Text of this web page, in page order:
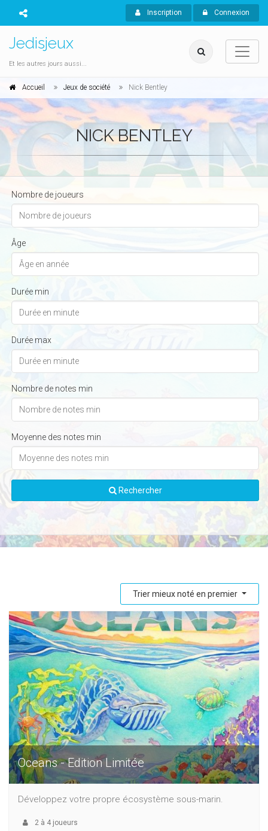
Inscription Connexion
Jedisjeux
Et les autres jours aussi...
Accueil Jeux de société Nick Bentley
NICK BENTLEY
Nombre de joueurs
Âge
Durée min
Durée max
Nombre de notes min
Moyenne des notes min
Rechercher
Trier mieux noté en premier
Oceans - Edition Limitée
Développez votre propre écosystème sous-marin.
2 à 4 joueurs